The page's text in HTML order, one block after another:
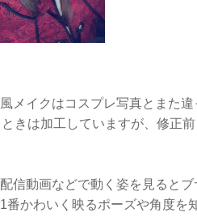
メイクはコスプレ写真とまた
きは加工していますが、修正
信動画などで動く姿を見ると
番かわいく映るポーズや角度を